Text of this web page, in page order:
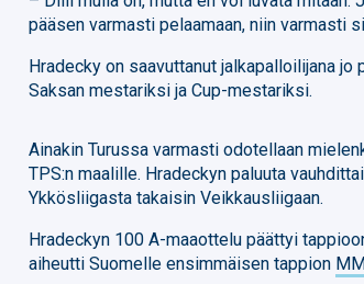
pääsen varmasti pelaamaan, niin varmasti
Hradecky on saavuttanut jalkapalloilijana
Saksan mestariksi ja Cup-mestariksi.
Ainakin Turussa varmasti odotellaan
TPS:n maalille. Hradeckyn paluuta
Ykkösliigasta takaisin Veikkausliigaan.
Hradeckyn 100 A-maaottelu päättyi
aiheutti Suomelle ensimmäisen tappion